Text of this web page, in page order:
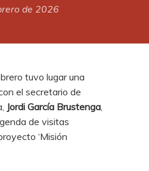
de 2026
tuvo lugar una
el secretario de
Jordi García Brustenga
de visitas
‘Misión